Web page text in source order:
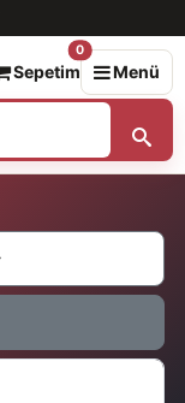
Sepetim
0
Menü